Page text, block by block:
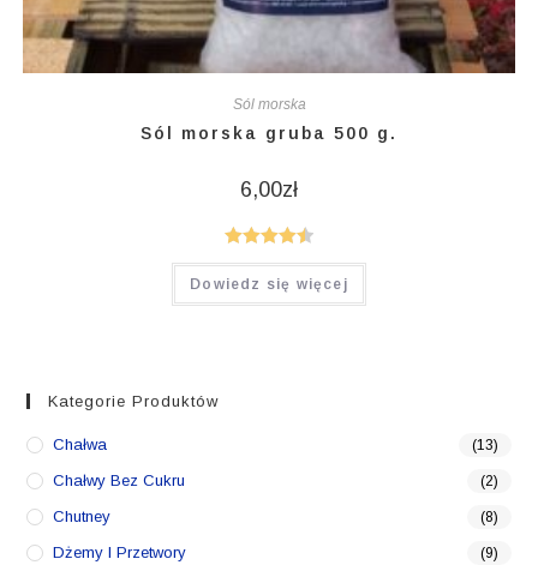
Sól morska
Sól morska gruba 500 g.
6,00zł
Oceniono
4.50 na 5
Dowiedz się więcej
Kategorie Produktów
Chałwa (13)
Chałwy Bez Cukru (2)
Chutney (8)
Dżemy I Przetwory (9)